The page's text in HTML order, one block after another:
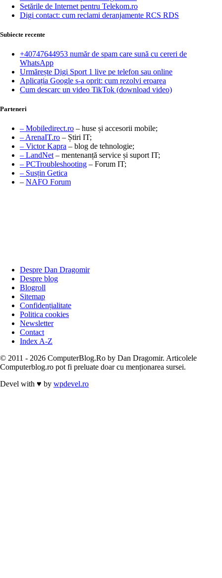
Setările de Internet pentru Telekom.ro
Digi contact: cum reclami deranjamente RCS RDS
Subiecte recente
+40747644953 număr de spam care sună cu cereri de
WhatsApp
Urmărește Digi Sport 1 live pe telefon sau online
Aplicația Google s-a oprit: cum rezolvi eroarea
Cum descarc un video TikTok (download video)
Parteneri
– Mobiledirect.ro – huse și accesorii mobile;
– ArenaIT.ro – Știri IT;
– Victor Kapra – blog de tehnologie;
– LandNet – mentenanță service și suport IT;
– PCTroubleshooting – Forum IT;
– Susțin Getica
– NAFO Forum
Despre Dan Dragomir
Despre blog
Blogroll
Sitemap
Confidențialitate
Politica cookies
Newsletter
Contact
Index A-Z
© 2011 - 2026 ComputerBlog.Ro by Dan Dragomir. Articolele
Computerblog.ro pot fi preluate doar cu menționarea sursei.
Devel with ♥ by wpdevel.ro